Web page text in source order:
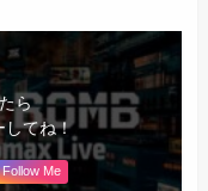
ら
してね！
Follow Me